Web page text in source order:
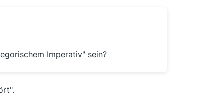
Imperativ" sein?